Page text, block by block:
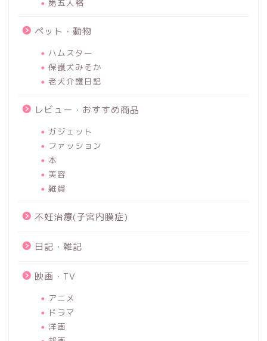
第五人格
ペット・動物
ハムスター
保護犬みそか
老犬介護日記
レビュー・おすすめ商品
ガジェット
ファッション
本
美容
雑貨
不妊治療(子宮内膜症)
日記・雑記
映画・TV
アニメ
ドラマ
洋画